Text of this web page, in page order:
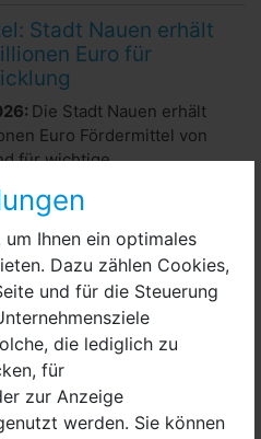
Ihnen ein optimales
Dazu zählen Cookies,
und für die Steuerung
die lediglich zu
für
zur Anzeige
werden. Sie können
Stadt Nauen erhält
Euro für
Die Stadt Nauen erhält
Euro Fördermittel von
für wichtige
Die
wurden am Dienstag
im
„Grünen
Hier kommt die
Januar-Aktionen im